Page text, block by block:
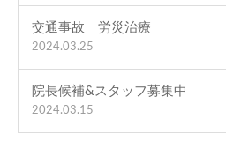
交通事故 労災治療
2024.03.25
院長候補&スタッフ募集中
2024.03.15